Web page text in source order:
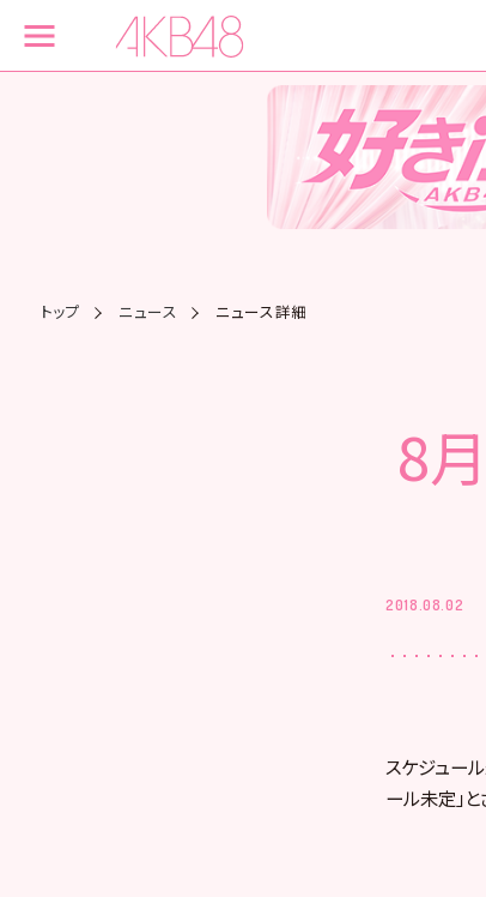
トップ ニュース ニュース詳細
8
2018.08.02
スケジュー
ール未定」と